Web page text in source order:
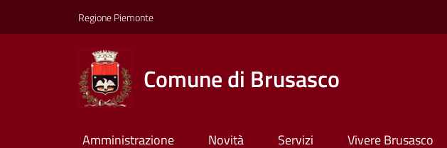
Regione Piemonte
Comune di Brusasco
Amministrazione Novità Servizi Vivere Brusasco